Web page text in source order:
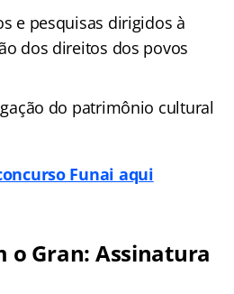
e pesquisas dirigidos à
dos direitos dos povos
do patrimônio cultural
Funai aqui
o Gran: Assinatura